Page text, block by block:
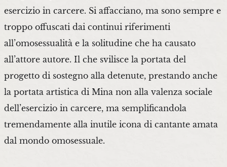
esercizio in carcere. Si affacciano, ma sono sempre e
troppo offuscati dai continui riferimenti
all’omosessualità e la solitudine che ha causato
all’attore autore. Il che svilisce la portata del
progetto di sostegno alla detenute, prestando anche
la portata artistica di Mina non alla valenza sociale
dell’esercizio in carcere, ma semplificandola
tremendamente alla inutile icona di cantante amata
dal mondo omosessuale.